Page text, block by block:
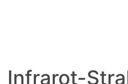
Infrarot-